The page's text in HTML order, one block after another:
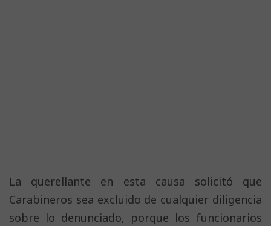
La querellante en esta causa solicitó que
Carabineros sea excluido de cualquier diligencia
sobre lo denunciado, porque los funcionarios